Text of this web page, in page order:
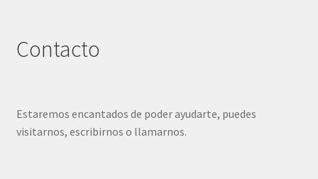
Contacto
Estaremos encantados de poder ayudarte, puedes
visitarnos, escribirnos o llamarnos.